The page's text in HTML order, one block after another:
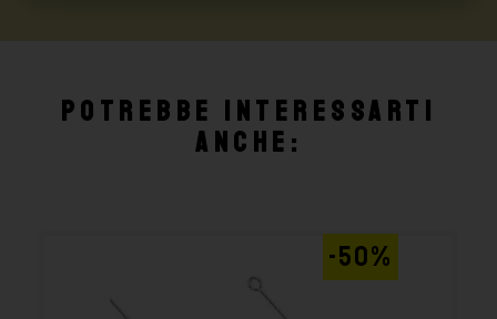
Potrebbe interessarti
anche:
-50%